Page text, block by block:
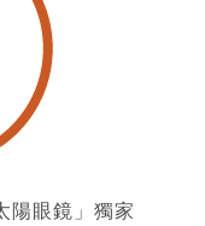
陽眼鏡」獨家